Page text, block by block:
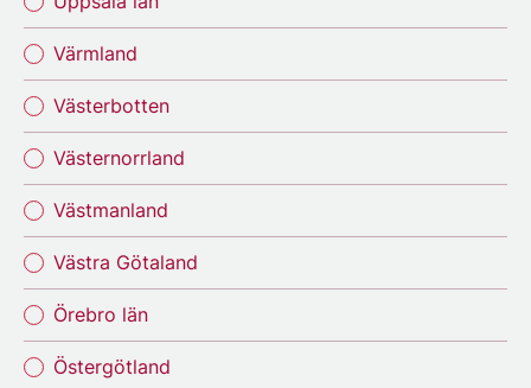
Värmland
Västerbotten
Västernorrland
Västmanland
Västra Götaland
Örebro län
Östergötland